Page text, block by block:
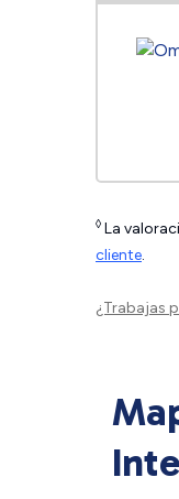
◊ La
cliente.
¿Trabajas